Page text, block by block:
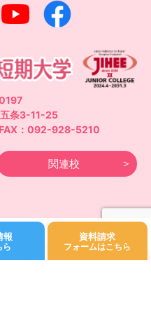
報
ら
資料請求
フォームはこちら
条3-11-25
：092-928-5210
関連校
都築学園.All rights reserved.